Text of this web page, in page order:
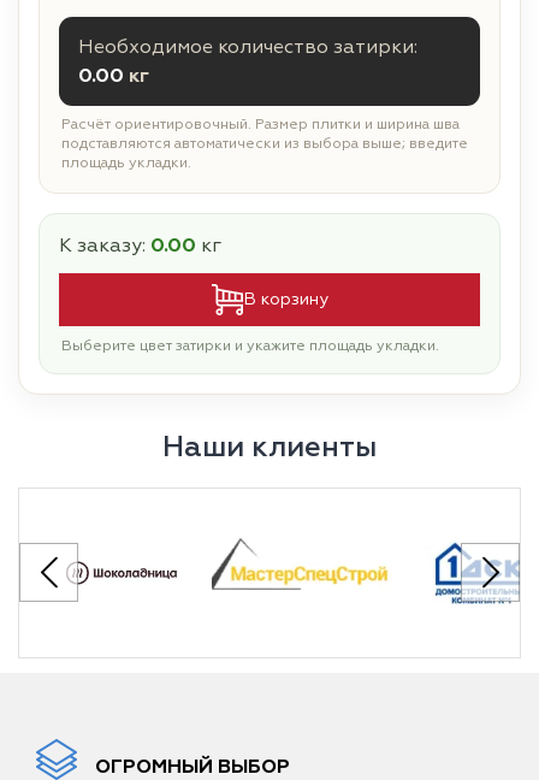
Необходимое количество затирки:
0.00 кг
Расчёт ориентировочный. Размер плитки и ширина шва
подставляются автоматически из выбора выше; введите
площадь укладки.
К заказу: 0.00 кг
В корзину
Выберите цвет затирки и укажите площадь укладки.
Наши клиенты
ОГРОМНЫЙ ВЫБОР